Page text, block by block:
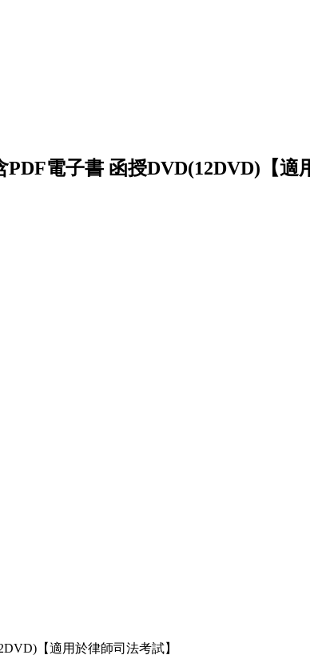
電子書 函授DVD(12DVD)【適
【適用於律師司法考試】